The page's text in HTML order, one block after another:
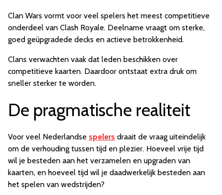
Clan Wars vormt voor veel spelers het meest competitieve
onderdeel van Clash Royale. Deelname vraagt om sterke,
goed geüpgradede decks en actieve betrokkenheid.
Clans verwachten vaak dat leden beschikken over
competitieve kaarten. Daardoor ontstaat extra druk om
sneller sterker te worden.
De pragmatische realiteit
Voor veel Nederlandse spelers draait de vraag uiteindelijk
om de verhouding tussen tijd en plezier. Hoeveel vrije tijd
wil je besteden aan het verzamelen en upgraden van
kaarten, en hoeveel tijd wil je daadwerkelijk besteden aan
het spelen van wedstrijden?